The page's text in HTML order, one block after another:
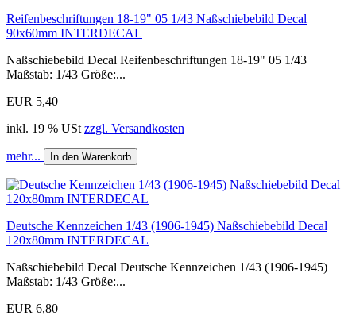
Reifenbeschriftungen 18-19" 05 1/43 Naßschiebebild Decal
90x60mm INTERDECAL
Naßschiebebild Decal Reifenbeschriftungen 18-19" 05 1/43
Maßstab: 1/43 Größe:...
EUR 5,40
inkl. 19 % USt zzgl. Versandkosten
mehr... In den Warenkorb
Deutsche Kennzeichen 1/43 (1906-1945) Naßschiebebild Decal
120x80mm INTERDECAL
Naßschiebebild Decal Deutsche Kennzeichen 1/43 (1906-1945)
Maßstab: 1/43 Größe:...
EUR 6,80